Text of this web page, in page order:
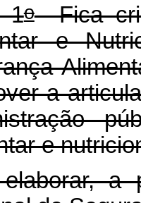
1oFica
e
a
e
a